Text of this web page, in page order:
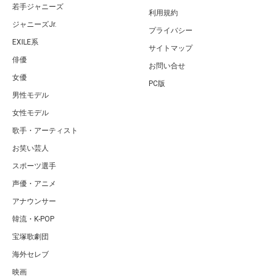
若手ジャニーズ
ジャニーズJr.
EXILE系
俳優
女優
男性モデル
女性モデル
歌手・アーティスト
お笑い芸人
スポーツ選手
声優・アニメ
アナウンサー
韓流・K-POP
宝塚歌劇団
海外セレブ
映画
利用規約
プライバシー
サイトマップ
お問い合せ
PC版